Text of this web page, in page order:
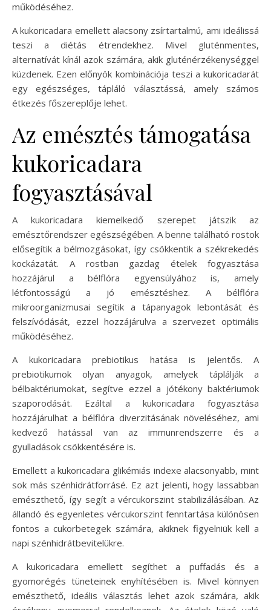
működéséhez.
A kukoricadara emellett alacsony zsírtartalmú, ami ideálissá
teszi a diétás étrendekhez. Mivel gluténmentes,
alternatívát kínál azok számára, akik gluténérzékenységgel
küzdenek. Ezen előnyök kombinációja teszi a kukoricadarát
egy egészséges, tápláló választássá, amely számos
étkezés főszereplője lehet.
Az emésztés támogatása
kukoricadara
fogyasztásával
A kukoricadara kiemelkedő szerepet játszik az
emésztőrendszer egészségében. A benne található rostok
elősegítik a bélmozgásokat, így csökkentik a székrekedés
kockázatát. A rostban gazdag ételek fogyasztása
hozzájárul a bélflóra egyensúlyához is, amely
létfontosságú a jó emésztéshez. A bélflóra
mikroorganizmusai segítik a tápanyagok lebontását és
felszívódását, ezzel hozzájárulva a szervezet optimális
működéséhez.
A kukoricadara prebiotikus hatása is jelentős. A
prebiotikumok olyan anyagok, amelyek táplálják a
bélbaktériumokat, segítve ezzel a jótékony baktériumok
szaporodását. Ezáltal a kukoricadara fogyasztása
hozzájárulhat a bélflóra diverzitásának növeléséhez, ami
kedvező hatással van az immunrendszerre és a
gyulladások csökkentésére is.
Emellett a kukoricadara glikémiás indexe alacsonyabb, mint
sok más szénhidrátforrásé. Ez azt jelenti, hogy lassabban
emészthető, így segít a vércukorszint stabilizálásában. Az
állandó és egyenletes vércukorszint fenntartása különösen
fontos a cukorbetegek számára, akiknek figyelniük kell a
napi szénhidrátbevitelükre.
A kukoricadara emellett segíthet a puffadás és a
gyomorégés tüneteinek enyhítésében is. Mivel könnyen
emészthető, ideális választás lehet azok számára, akik